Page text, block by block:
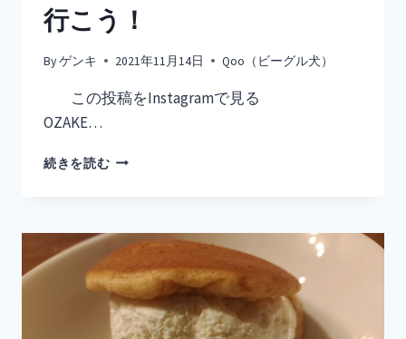
行こう！
Byゲンキ 2021年11月14日 Qoo（ビーグル犬）
この投稿をInstagramで見る
OZAKE…
続きを読むTEN
に
楽
し
い
公
園